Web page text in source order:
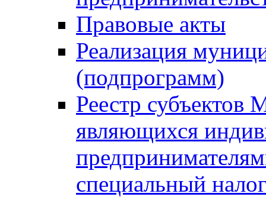
Правовые акты
Реализация
(подпрограмм)
Реестр
являющихся
специальный